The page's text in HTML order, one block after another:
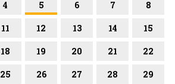
4 5 6 7 8
11 12 13 14 15
18 19 20 21 22
25 26 27 28 29